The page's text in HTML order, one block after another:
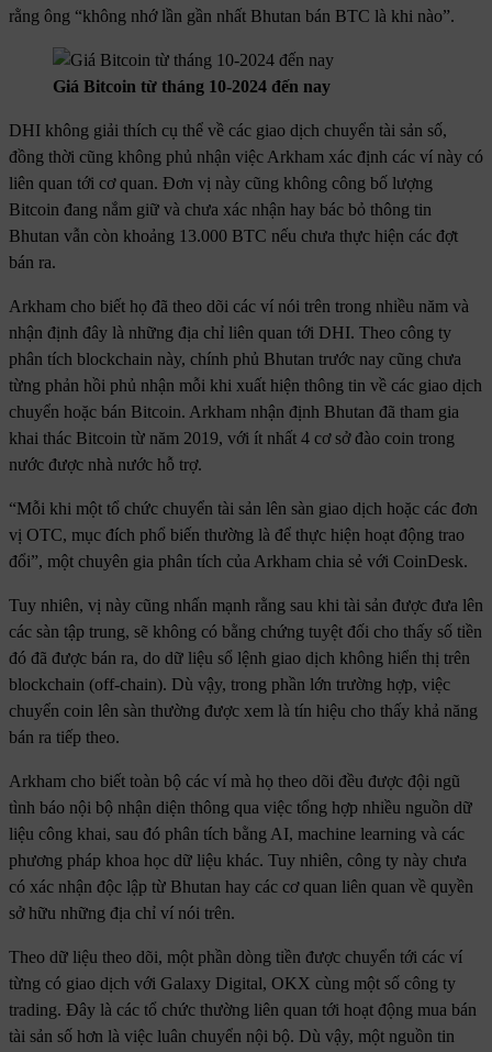
rằng ông “không nhớ lần gần nhất Bhutan bán BTC là khi nào”.
Giá Bitcoin từ tháng 10-2024 đến nay
DHI không giải thích cụ thể về các giao dịch chuyển tài sản số,
đồng thời cũng không phủ nhận việc Arkham xác định các ví này có
liên quan tới cơ quan. Đơn vị này cũng không công bố lượng
Bitcoin đang nắm giữ và chưa xác nhận hay bác bỏ thông tin
Bhutan vẫn còn khoảng 13.000 BTC nếu chưa thực hiện các đợt
bán ra.
Arkham cho biết họ đã theo dõi các ví nói trên trong nhiều năm và
nhận định đây là những địa chỉ liên quan tới DHI. Theo công ty
phân tích blockchain này, chính phủ Bhutan trước nay cũng chưa
từng phản hồi phủ nhận mỗi khi xuất hiện thông tin về các giao dịch
chuyển hoặc bán Bitcoin. Arkham nhận định Bhutan đã tham gia
khai thác Bitcoin từ năm 2019, với ít nhất 4 cơ sở đào coin trong
nước được nhà nước hỗ trợ.
“Mỗi khi một tổ chức chuyển tài sản lên sàn giao dịch hoặc các đơn
vị OTC, mục đích phổ biến thường là để thực hiện hoạt động trao
đổi”, một chuyên gia phân tích của Arkham chia sẻ với CoinDesk.
Tuy nhiên, vị này cũng nhấn mạnh rằng sau khi tài sản được đưa lên
các sàn tập trung, sẽ không có bằng chứng tuyệt đối cho thấy số tiền
đó đã được bán ra, do dữ liệu sổ lệnh giao dịch không hiển thị trên
blockchain (off-chain). Dù vậy, trong phần lớn trường hợp, việc
chuyển coin lên sàn thường được xem là tín hiệu cho thấy khả năng
bán ra tiếp theo.
Arkham cho biết toàn bộ các ví mà họ theo dõi đều được đội ngũ
tình báo nội bộ nhận diện thông qua việc tổng hợp nhiều nguồn dữ
liệu công khai, sau đó phân tích bằng AI, machine learning và các
phương pháp khoa học dữ liệu khác. Tuy nhiên, công ty này chưa
có xác nhận độc lập từ Bhutan hay các cơ quan liên quan về quyền
sở hữu những địa chỉ ví nói trên.
Theo dữ liệu theo dõi, một phần dòng tiền được chuyển tới các ví
từng có giao dịch với Galaxy Digital, OKX cùng một số công ty
trading. Đây là các tổ chức thường liên quan tới hoạt động mua bán
tài sản số hơn là việc luân chuyển nội bộ. Dù vậy, một nguồn tin